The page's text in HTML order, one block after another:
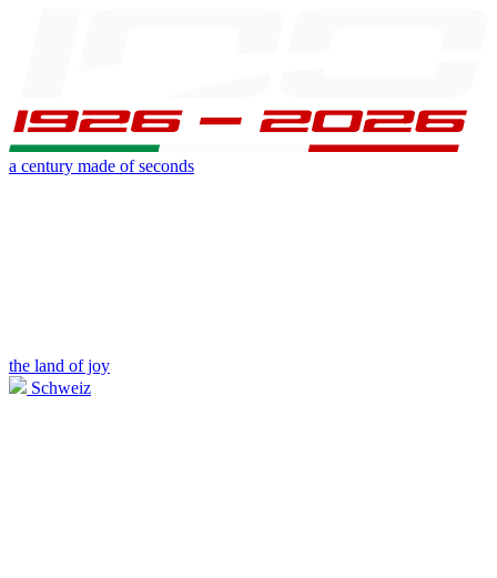
a century made of seconds
the land of joy
Schweiz